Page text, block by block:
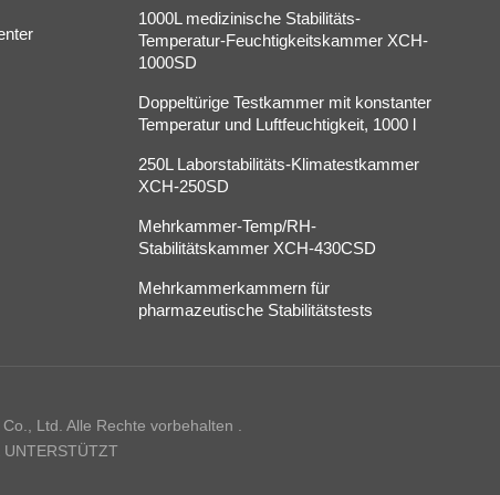
1000L medizinische Stabilitäts-
Temperatur-Feuchtigkeitskammer XCH-
1000SD
Doppeltürige Testkammer mit konstanter
Temperatur und Luftfeuchtigkeit, 1000 l
250L Laborstabilitäts-Klimatestkammer
XCH-250SD
Mehrkammer-Temp/RH-
Stabilitätskammer XCH-430CSD
Mehrkammerkammern für
pharmazeutische Stabilitätstests
Ltd. Alle Rechte vorbehalten .